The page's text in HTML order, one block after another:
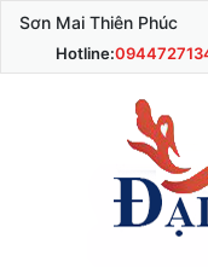
Sơn Mai Thiên Phúc
Hotline: